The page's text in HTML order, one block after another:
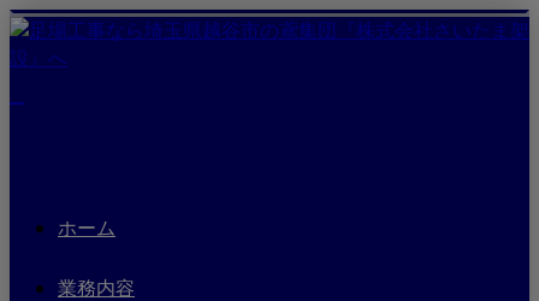
ホーム
業務内容